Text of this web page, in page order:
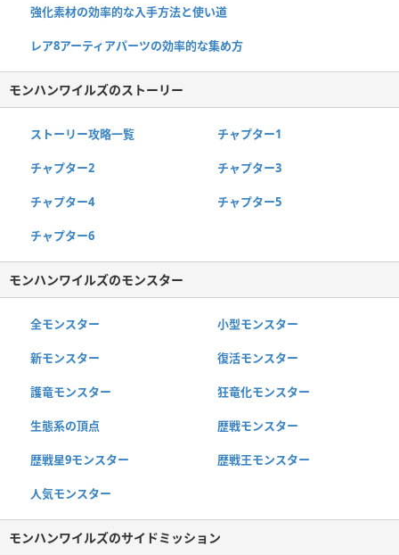
強化素材の効率的な入手方法と使い道
レア8アーティアパーツの効率的な集め方
モンハンワイルズのストーリー
ストーリー攻略一覧 チャプター1
チャプター2 チャプター3
チャプター4 チャプター5
チャプター6
モンハンワイルズのモンスター
全モンスター 小型モンスター
新モンスター 復活モンスター
護竜モンスター 狂竜化モンスター
生態系の頂点 歴戦モンスター
歴戦星9モンスター 歴戦王モンスター
人気モンスター
モンハンワイルズのサイドミッション